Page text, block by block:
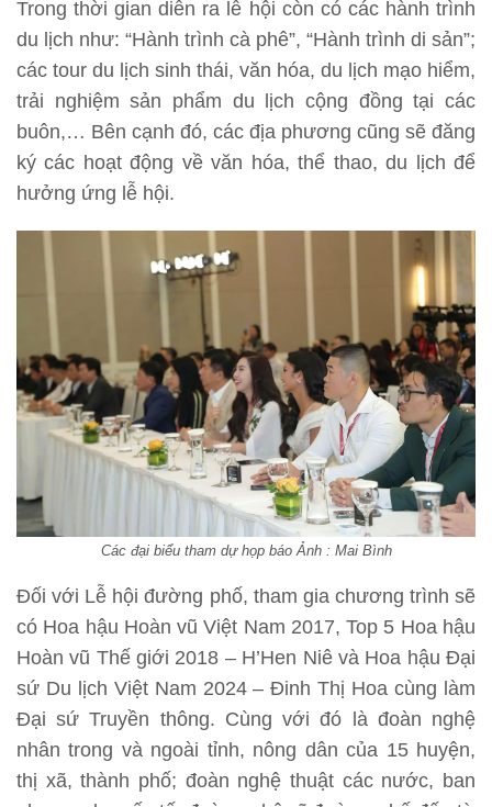
Trong thời gian diễn ra lễ hội còn có các hành trình
du lịch như: “Hành trình cà phê”, “Hành trình di sản”;
các tour du lịch sinh thái, văn hóa, du lịch mạo hiểm,
trải nghiệm sản phẩm du lịch cộng đồng tại các
buôn,… Bên cạnh đó, các địa phương cũng sẽ đăng
ký các hoạt động về văn hóa, thể thao, du lịch để
hưởng ứng lễ hội.
Các đại biểu tham dự họp báo Ảnh : Mai Bình
Đối với Lễ hội đường phố, tham gia chương trình sẽ
có Hoa hậu Hoàn vũ Việt Nam 2017, Top 5 Hoa hậu
Hoàn vũ Thế giới 2018 – H’Hen Niê và Hoa hậu Đại
sứ Du lịch Việt Nam 2024 – Đinh Thị Hoa cùng làm
Đại sứ Truyền thông. Cùng với đó là đoàn nghệ
nhân trong và ngoài tỉnh, nông dân của 15 huyện,
thị xã, thành phố; đoàn nghệ thuật các nước, ban